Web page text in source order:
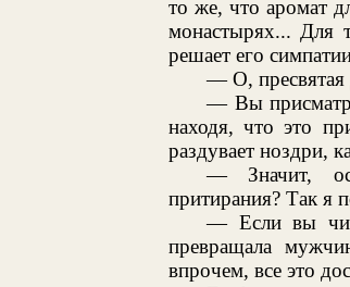
то же, что аромат
монастырях... Для
решает его
— О, пресвятая
— Вы
находя, что это
раздувает ноздри,
— Значит,
притирания? Так я
— Если вы
превращала
впрочем, все это